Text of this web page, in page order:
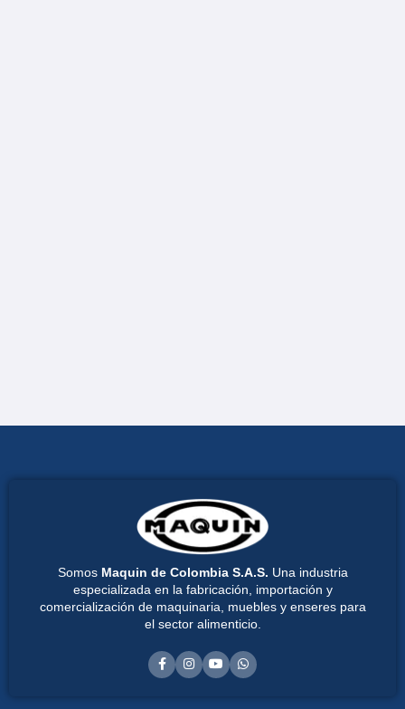
Somos Maquin de Colombia S.A.S. Una industria
especializada en la fabricación, importación y
comercialización de maquinaria, muebles y enseres para
el sector alimenticio.